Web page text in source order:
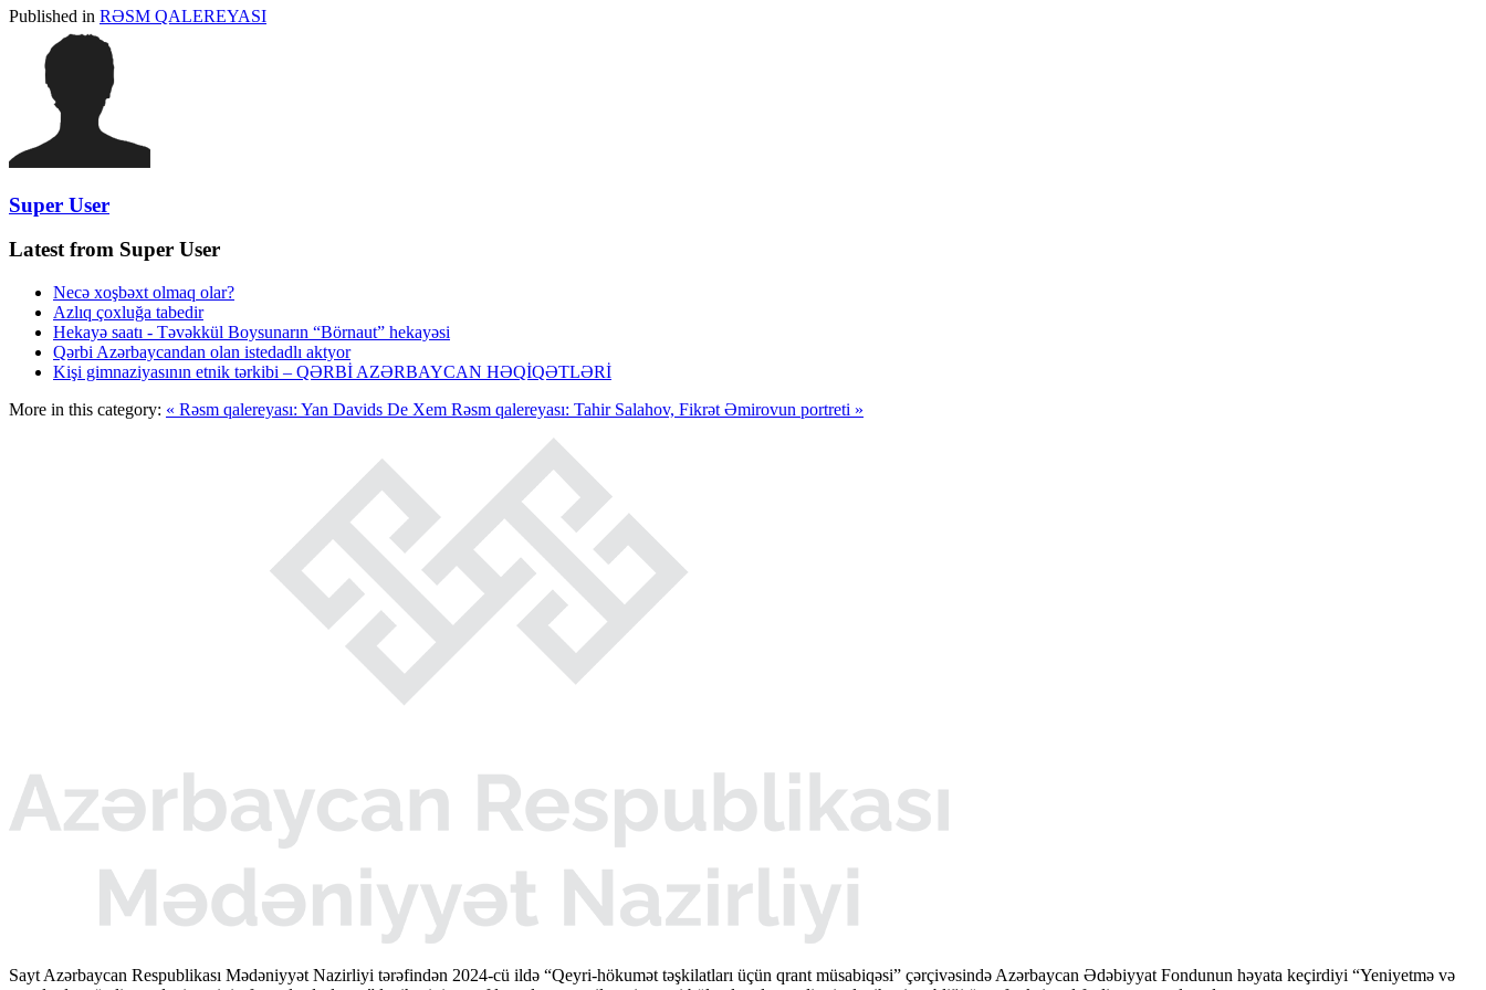
Published in RƏSM QALEREYASI
Super User
Latest from Super User
Necə xoşbəxt olmaq olar?
Azlıq çoxluğa tabedir
Hekayə saatı - Təvəkkül Boysunarın “Börnaut” hekayəsi
Qərbi Azərbaycandan olan istedadlı aktyor
Kişi gimnaziyasının etnik tərkibi – QƏRBİ AZƏRBAYCAN HƏQİQƏTLƏRİ
More in this category: « Rəsm qalereyası: Yan Davids De Xem Rəsm qalereyası: Tahir Salahov, Fikrət Əmirovun portreti »
Sayt Azərbaycan Respublikası Mədəniyyət Nazirliyi tərəfindən 2024-cü ildə “Qeyri-hökumət təşkilatları üçün qrant müsabiqəsi” çərçivəsində Azərbaycan Ədəbiyyat Fondunun həyata keçirdiyi “Yeniyetmə və